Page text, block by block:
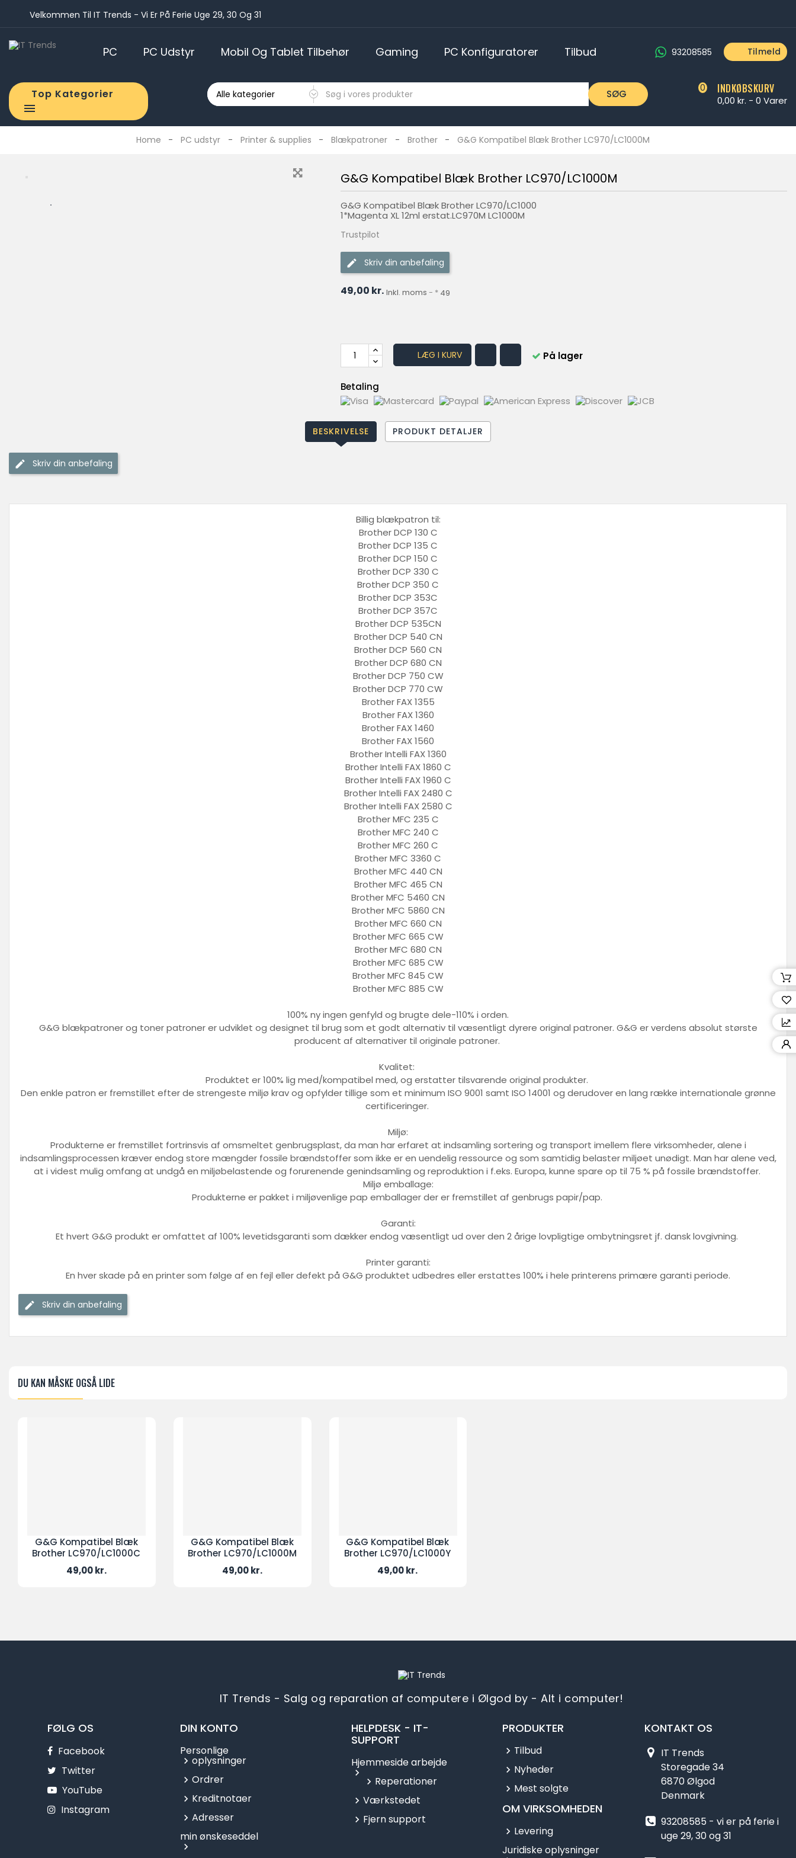
Velkommen Til IT Trends - Vi Er På Ferie Uge 29, 30 Og 31
Tilmeld
93208585
PC PC Udstyr Mobil Og Tablet Tilbehør Gaming PC Konfiguratorer Tilbud
Top Kategorier

SØG INDKØBSKURV
0
0,00 kr. - 0 Varer
Home PC udstyr Printer & supplies Blækpatroner Brother G&G Kompatibel Blæk Brother LC970/LC1000M
G&G Kompatibel Blæk Brother LC970/LC1000M
G&G Kompatibel Blæk Brother LC970/LC1000
1*Magenta XL 12ml erstat.LC970M LC1000M
Trustpilot
Skriv din anbefaling
49,00 kr. Inkl. moms * 49
LÆG I KURV På lager
Betaling
BESKRIVELSE PRODUKT DETALJER
Skriv din anbefaling
Billig blækpatron til:
Brother DCP 130 C
Brother DCP 135 C
Brother DCP 150 C
Brother DCP 330 C
Brother DCP 350 C
Brother DCP 353C
Brother DCP 357C
Brother DCP 535CN
Brother DCP 540 CN
Brother DCP 560 CN
Brother DCP 680 CN
Brother DCP 750 CW
Brother DCP 770 CW
Brother FAX 1355
Brother FAX 1360
Brother FAX 1460
Brother FAX 1560
Brother Intelli FAX 1360
Brother Intelli FAX 1860 C
Brother Intelli FAX 1960 C
Brother Intelli FAX 2480 C
Brother Intelli FAX 2580 C
Brother MFC 235 C
Brother MFC 240 C
Brother MFC 260 C
Brother MFC 3360 C
Brother MFC 440 CN
Brother MFC 465 CN
Brother MFC 5460 CN
Brother MFC 5860 CN
Brother MFC 660 CN
Brother MFC 665 CW
Brother MFC 680 CN
Brother MFC 685 CW
Brother MFC 845 CW
Brother MFC 885 CW
100% ny ingen genfyld og brugte dele-110% i orden.
G&G blækpatroner og toner patroner er udviklet og designet til brug som et godt alternativ til væsentligt dyrere original patroner. G&G er verdens absolut største
producent af alternativer til originale patroner.
Kvalitet:
Produktet er 100% lig med/kompatibel med, og erstatter tilsvarende original produkter.
Den enkle patron er fremstillet efter de strengeste miljø krav og opfylder tillige som et minimum ISO 9001 samt ISO 14001 og derudover en lang række internationale grønne
certificeringer.
Miljø:
Produkterne er fremstillet fortrinsvis af omsmeltet genbrugsplast, da man har erfaret at indsamling sortering og transport imellem flere virksomheder, alene i
indsamlingsprocessen kræver endog store mængder fossile brændstoffer som ikke er en uendelig ressource og som samtidig belaster miljøet unødigt. Man har alene ved,
at i videst mulig omfang at undgå en miljøbelastende og forurenende genindsamling og reproduktion i f.eks. Europa, kunne spare op til 75 % på fossile brændstoffer.
Miljø emballage:
Produkterne er pakket i miljøvenlige pap emballager der er fremstillet af genbrugs papir/pap.
Garanti:
Et hvert G&G produkt er omfattet af 100% levetidsgaranti som dækker endog væsentligt ud over den 2 årige lovpligtige ombytningsret jf. dansk lovgivning.
Printer garanti:
En hver skade på en printer som følge af en fejl eller defekt på G&G produktet udbedres eller erstattes 100% i hele printerens primære garanti periode.
Skriv din anbefaling
DU KAN MÅSKE OGSÅ LIDE
G&G Kompatibel Blæk
Brother LC970/LC1000C
Pris
49,00 kr.
G&G Kompatibel Blæk
Brother LC970/LC1000M
Pris
49,00 kr.
G&G Kompatibel Blæk
Brother LC970/LC1000Y
Pris
49,00 kr.
IT Trends - Salg og reparation af computere i Ølgod by - Alt i computer!
KONTAKT OS
IT Trends
Storegade 34
6870 Ølgod
Denmark
93208585 - vi er på ferie i
uge 29, 30 og 31
FØLG OS
Facebook
Twitter
YouTube
Instagram
DIN KONTO
Personlige
oplysninger
Ordrer
Kreditnotaer
Adresser
min ønskeseddel
HELPDESK - IT-
SUPPORT
Hjemmeside arbejde
Reperationer
Værkstedet
Fjern support
PRODUKTER
Tilbud
Nyheder
Mest solgte
OM VIRKSOMHEDEN
Levering
Juridiske oplysninger